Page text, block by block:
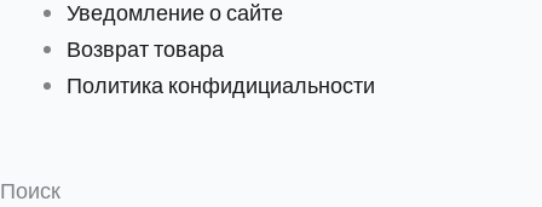
Уведомление о сайте
Возврат товара
Политика конфидициальности
Поиск